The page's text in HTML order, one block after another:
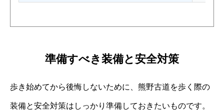
準備すべき装備と安全対策
歩き始めてから後悔しないために、熊野古道を歩く際の
装備と安全対策はしっかり準備しておきたいものです。